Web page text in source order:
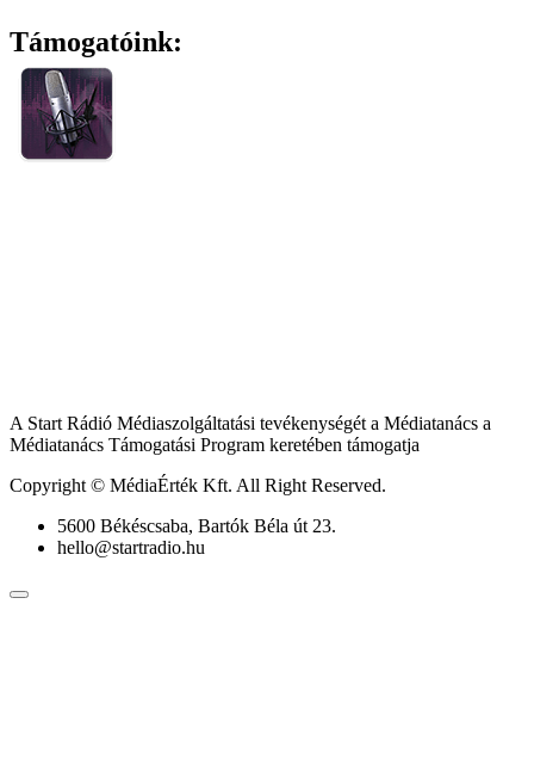
Támogatóink:
A Start Rádió Médiaszolgáltatási tevékenységét a Médiatanács a
Médiatanács Támogatási Program keretében támogatja
Copyright © MédiaÉrték Kft. All Right Reserved.
5600 Békéscsaba, Bartók Béla út 23.
hello@startradio.hu